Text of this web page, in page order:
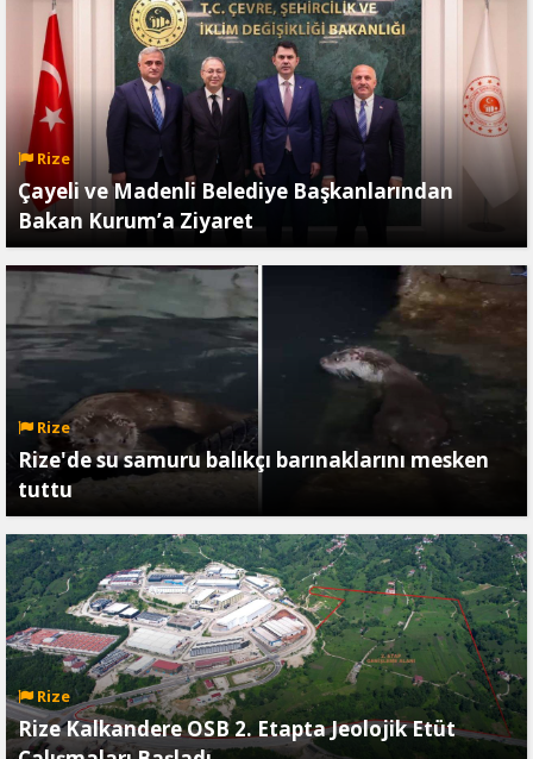
Rize
Çayeli ve Madenli Belediye Başkanlarından
Bakan Kurum’a Ziyaret
Rize
Rize'de su samuru balıkçı barınaklarını mesken
tuttu
Rize
Rize Kalkandere OSB 2. Etapta Jeolojik Etüt